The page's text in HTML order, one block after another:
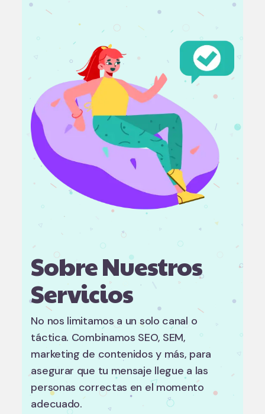
Sobre Nuestros
Servicios
No nos limitamos a un solo canal o
táctica. Combinamos SEO, SEM,
marketing de contenidos y más, para
asegurar que tu mensaje llegue a las
personas correctas en el momento
adecuado.